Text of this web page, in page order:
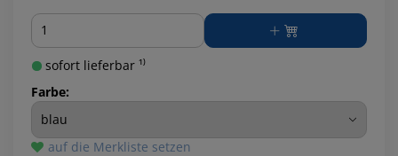
Menge
sofort lieferbar ¹⁾
Farbe:
auf die Merkliste setzen